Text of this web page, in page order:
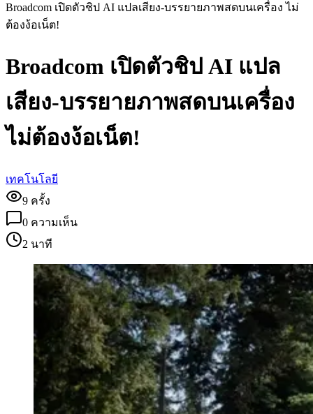
Broadcom เปิดตัวชิป AI แปลเสียง-บรรยายภาพสดบนเครื่อง ไม่
ต้องง้อเน็ต!
Broadcom เปิดตัวชิป AI แปล
เสียง-บรรยายภาพสดบนเครื่อง
ไม่ต้องง้อเน็ต!
เทคโนโลยี
9 ครั้ง
0 ความเห็น
2 นาที